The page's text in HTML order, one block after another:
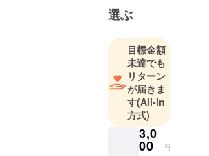
選ぶ
目標金額
未達でも
リターン
が届きま
す(All-in
方式)
3,0
00 円